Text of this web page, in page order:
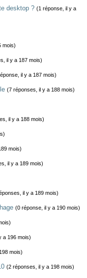
desktop ? (1 réponse, il y a
mois)
il y a 187 mois)
il y a 187 mois)
(7 réponses, il y a 188 mois)
il y a 188 mois)
mois)
il y a 189 mois)
il y a 189 mois)
(0 réponse, il y a 190 mois)
a 196 mois)
mois)
(2 réponses, il y a 198 mois)